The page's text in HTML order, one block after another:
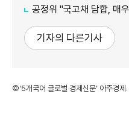
공정위 "국고채 담합, 매우 중대한
기자의 다른기사
©'5개국어 글로벌 경제신문' 아주경제.